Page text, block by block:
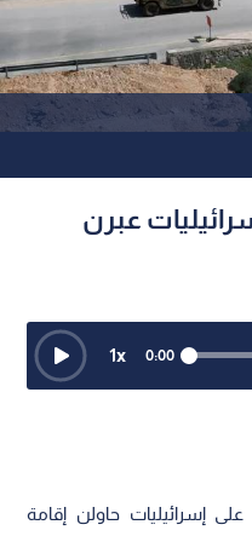
عبري: اعتقال 10 إسرائيليات عبرن
0:00
1x
إسرائيليات حاولن إقامة